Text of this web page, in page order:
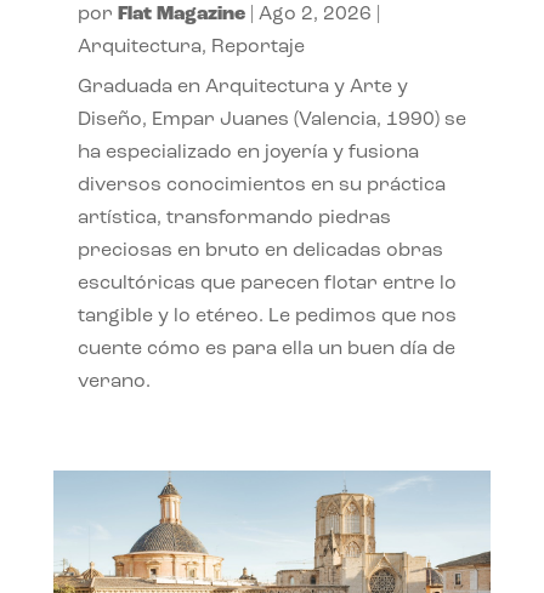
por Flat Magazine| Ago 2, 2026
Arquitectura, Reportaje
Graduada en Arquitectura y Arte y
Diseño, Empar Juanes (Valencia, 1990) se
ha especializado en joyería y fusiona
diversos conocimientos en su práctica
artística, transformando piedras
preciosas en bruto en delicadas obras
escultóricas que parecen flotar entre lo
tangible y lo etéreo. Le pedimos que nos
cuente cómo es para ella un buen día de
verano.